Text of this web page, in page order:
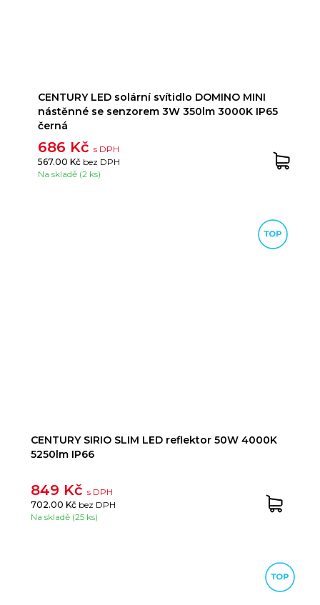
CENTURY LED solární svítidlo DOMINO MINI
nástěnné se senzorem 3W 350lm 3000K IP65
černá
686 Kčs DPH
567.00 Kč bez DPH
Na skladě (2 ks)
CENTURY SIRIO SLIM LED reflektor 50W 4000K
5250lm IP66
849 Kčs DPH
702.00 Kč bez DPH
Na skladě (25 ks)